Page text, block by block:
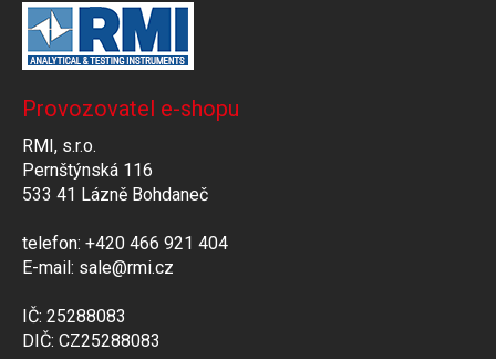
Provozovatel e-shopu
RMI, s.r.o.
Pernštýnská 116
533 41 Lázně Bohdaneč
telefon: +420 466 921 404
E-mail: sale@rmi.cz
IČ: 25288083
DIČ: CZ25288083